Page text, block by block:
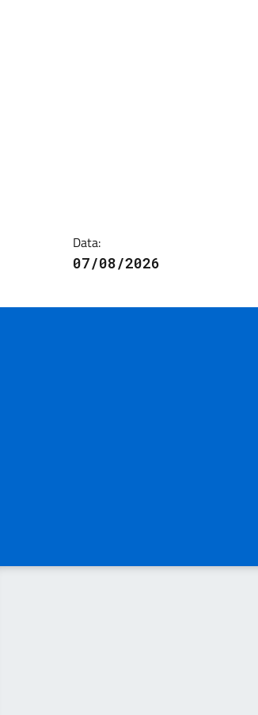
Data:
07/08/2026